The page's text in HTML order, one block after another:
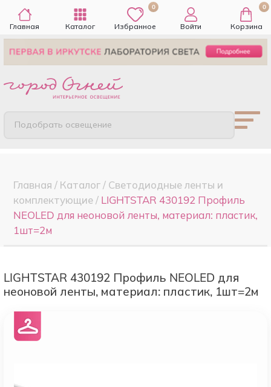
Главная Каталог
0
Избранное Войти
0
Корзина
Подобрать освещение
Главная / Каталог/ Светодиодные ленты и
комплектующие/ LIGHTSTAR 430192 Профиль
NEOLED для неоновой ленты, материал: пластик,
1шт=2м
LIGHTSTAR 430192 Профиль NEOLED для
неоновой ленты, материал: пластик, 1шт=2м